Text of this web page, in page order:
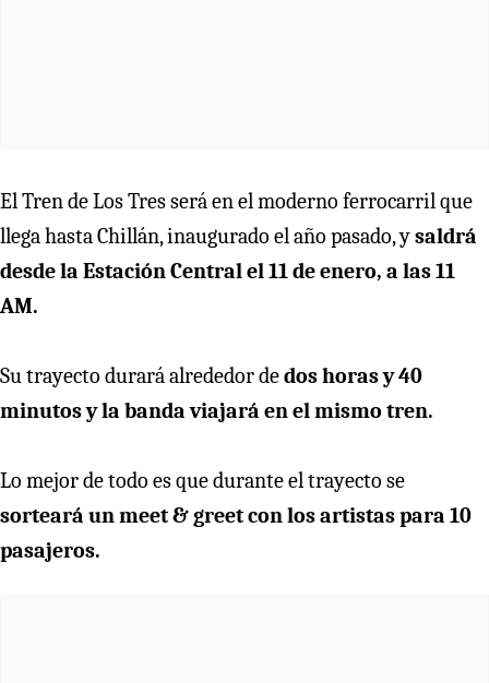
El Tren de Los Tres será en el moderno ferrocarril que
llega hasta Chillán, inaugurado el año pasado, ysaldrá
desde la Estación Central el 11 de enero, a las 11
AM.
Su trayecto durará alrededor dedos horas y 40
minutos y la banda viajará en el mismo tren.
Lo mejor de todo es que durante el trayecto se
sorteará un meet & greet con los artistas para 10
pasajeros.